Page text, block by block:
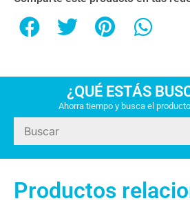
¿QUÉ ESTÁS
Ahorra tiempo y busca el
Productos